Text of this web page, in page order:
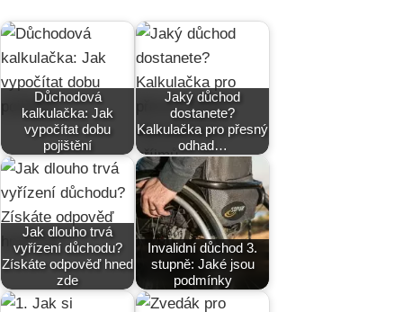
Důchodová
kalkulačka: Jak
vypočítat dobu
pojištění
Jaký důchod
dostanete?
Kalkulačka pro přesný
odhad…
Jak dlouho trvá
vyřízení důchodu?
Získáte odpověď hned
zde
Invalidní důchod 3.
stupně: Jaké jsou
podmínky